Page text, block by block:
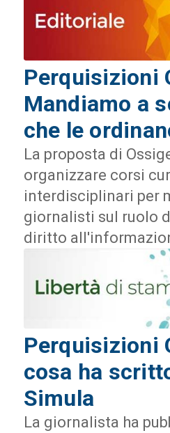
Perquisizioni
Mandiamo a
che le
La proposta di
organizzare corsi
interdisciplinari per
giornalisti sul ruolo
diritto
Perquisizioni
cosa ha
Simula
La giornalista ha